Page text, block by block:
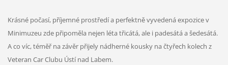
Krásné počasí, příjemné prostředí a perfektně vyvedená expozice v
Minimuzeu zde připoměla nejen léta třicátá, ale i padesátá a šedesátá.
A co víc, téměř na závěr přijely nádherné kousky na čtyřech kolech z
Veteran Car Clubu Ústí nad Labem.